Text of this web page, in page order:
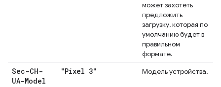
может захотеть
предложить
загрузку, которая по
умолчанию будет в
правильном
формате.
Sec-CH-
UA-Model
"Pixel 3" Модель устройства.